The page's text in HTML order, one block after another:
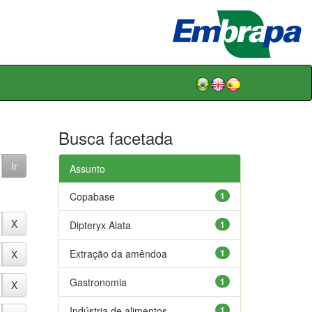
Busca facetada
Assunto
1
Copabase
1
Dipteryx Alata
1
Extração da amêndoa
1
Gastronomia